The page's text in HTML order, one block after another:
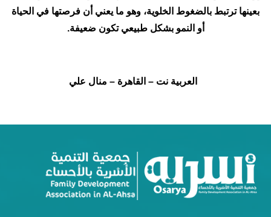
بعينها ترتبط بالضغوط الخلوية، وهو ما يعني أن فرصتها في الحياة
أو النمو بشكل طبيعي تكون ضعيفة.
العربية نت – القاهرة – منال علي